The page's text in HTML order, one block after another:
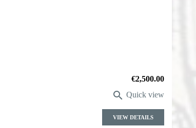
Price
€2,500.00
 Quick view
VIEW DETAILS